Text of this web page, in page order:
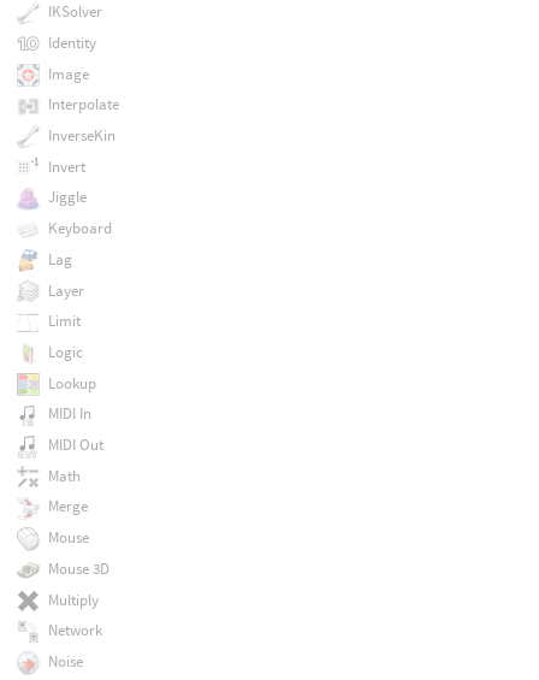
IKSolver
Identity
Image
Interpolate
InverseKin
Invert
Jiggle
Keyboard
Lag
Layer
Limit
Logic
Lookup
MIDI In
MIDI Out
Math
Merge
Mouse
Mouse 3D
Multiply
Network
Noise